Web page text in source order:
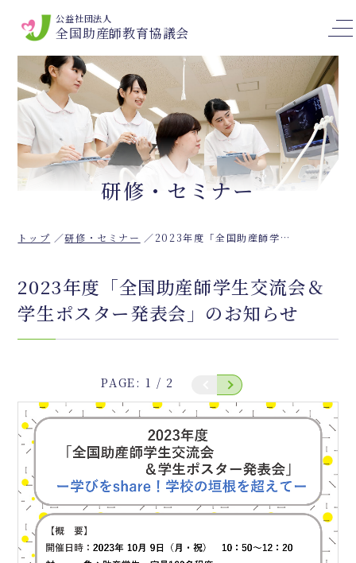
公益社団法人
全国助産師教育協議会
研修・セミナー
トップ 研修・セミナー 2023年度「全国助産師学生交流会＆学生ポスター発表会」のお知らせ
2023年度「全国助産師学生交流会＆
学生ポスター発表会」のお知らせ
PAGE: 1 / 2